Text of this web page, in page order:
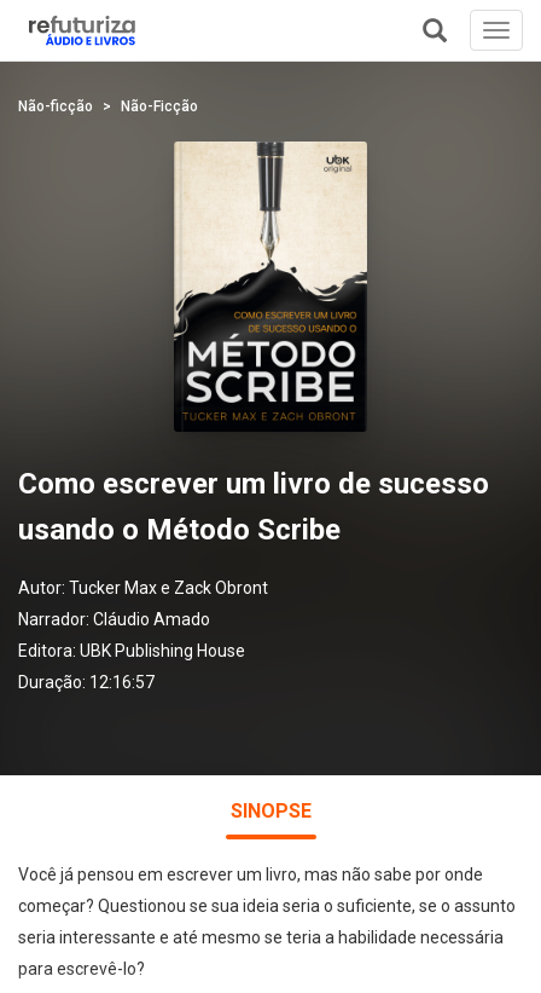
Não-ficção Não-Ficção
Como escrever um livro de sucesso
usando o Método Scribe
Autor: Tucker Max e Zack Obront
Narrador: Cláudio Amado
Editora: UBK Publishing House
Duração: 12:16:57
SINOPSE
Você já pensou em escrever um livro, mas não sabe por onde
começar? Questionou se sua ideia seria o suficiente, se o assunto
seria interessante e até mesmo se teria a habilidade necessária
para escrevê-lo?